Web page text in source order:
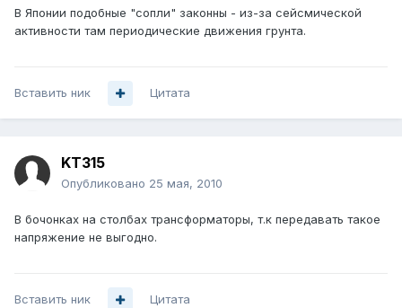
В Японии подобные "сопли" законны - из-за сейсмической
активности там периодические движения грунта.
Вставить ник Цитата
KT315
Опубликовано 25 мая, 2010
В бочонках на столбах трансформаторы, т.к передавать такое
напряжение не выгодно.
Вставить ник Цитата